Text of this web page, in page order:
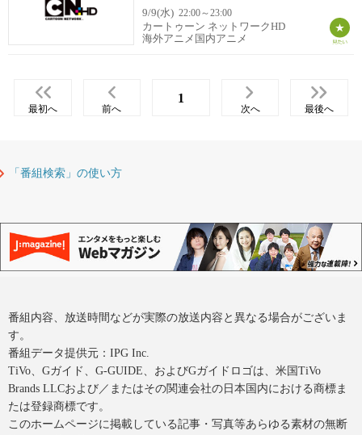
9/9(水) 22:00～23:00
カートゥーン ネットワークHD
海外アニメ国内アニメ
最初へ 前へ
1
次へ 最後へ
「番組検索」の使い方
番組内容、放送時間などが実際の放送内容と異なる場合がございま
す。
番組データ提供元：IPG Inc.
TiVo、Gガイド、G-GUIDE、およびGガイドロゴは、米国TiVo
Brands LLCおよび／またはその関連会社の日本国内における商標ま
たは登録商標です。
このホームページに掲載している記事・写真等あらゆる素材の無断